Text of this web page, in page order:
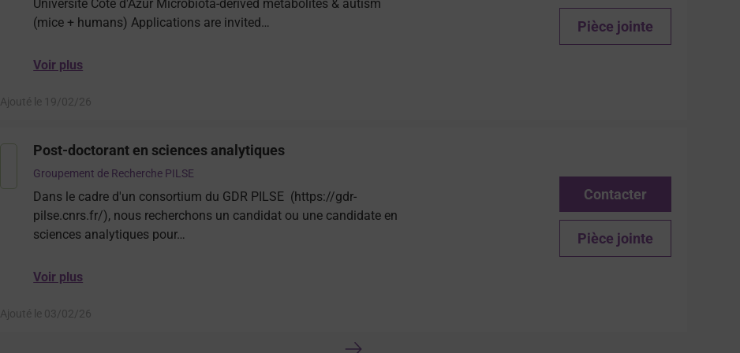
Université Côte d'Azur Microbiota-derived metabolites & autism
(mice + humans) Applications are invited…
Voir plus
Pièce jointe
Ajouté le 19/02/26
Post-doctorant en sciences analytiques
Groupement de Recherche PILSE
Dans le cadre d'un consortium du GDR PILSE (https://gdr-
pilse.cnrs.fr/), nous recherchons un candidat ou une candidate en
sciences analytiques pour…
Voir plus
Contacter
Pièce jointe
Ajouté le 03/02/26